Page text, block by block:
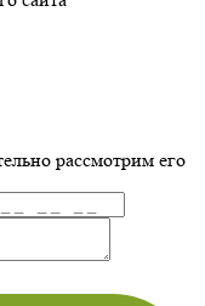
рассмотрим его